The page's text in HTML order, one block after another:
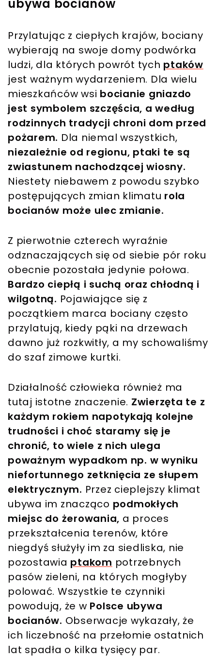
ubywa bocianów
Przylatując z ciepłych krajów, bociany
wybierają na swoje domy podwórka
ludzi, dla których powrót tych ptaków
jest ważnym wydarzeniem. Dla wielu
mieszkańców wsi bocianie gniazdo
jest symbolem szczęścia, a według
rodzinnych tradycji chroni dom przed
pożarem. Dla niemal wszystkich,
niezależnie od regionu, ptaki te są
zwiastunem nachodzącej wiosny.
Niestety niebawem z powodu szybko
postępujących zmian klimatu rola
bocianów może ulec zmianie.
Z pierwotnie czterech wyraźnie
odznaczających się od siebie pór roku
obecnie pozostała jedynie połowa.
Bardzo ciepłą i suchą oraz chłodną i
wilgotną. Pojawiające się z
początkiem marca bociany często
przylatują, kiedy pąki na drzewach
dawno już rozkwitły, a my schowaliśmy
do szaf zimowe kurtki.
Działalność człowieka również ma
tutaj istotne znaczenie. Zwierzęta te z
każdym rokiem napotykają kolejne
trudności i choć staramy się je
chronić, to wiele z nich ulega
poważnym wypadkom np. w wyniku
niefortunnego zetknięcia ze słupem
elektrycznym. Przez cieplejszy klimat
ubywa im znacząco podmokłych
miejsc do żerowania, a proces
przekształcenia terenów, które
niegdyś służyły im za siedliska, nie
pozostawia ptakom potrzebnych
pasów zieleni, na których mogłyby
polować. Wszystkie te czynniki
powodują, że w Polsce ubywa
bocianów. Obserwacje wykazały, że
ich liczebność na przełomie ostatnich
lat spadła o kilka tysięcy par.